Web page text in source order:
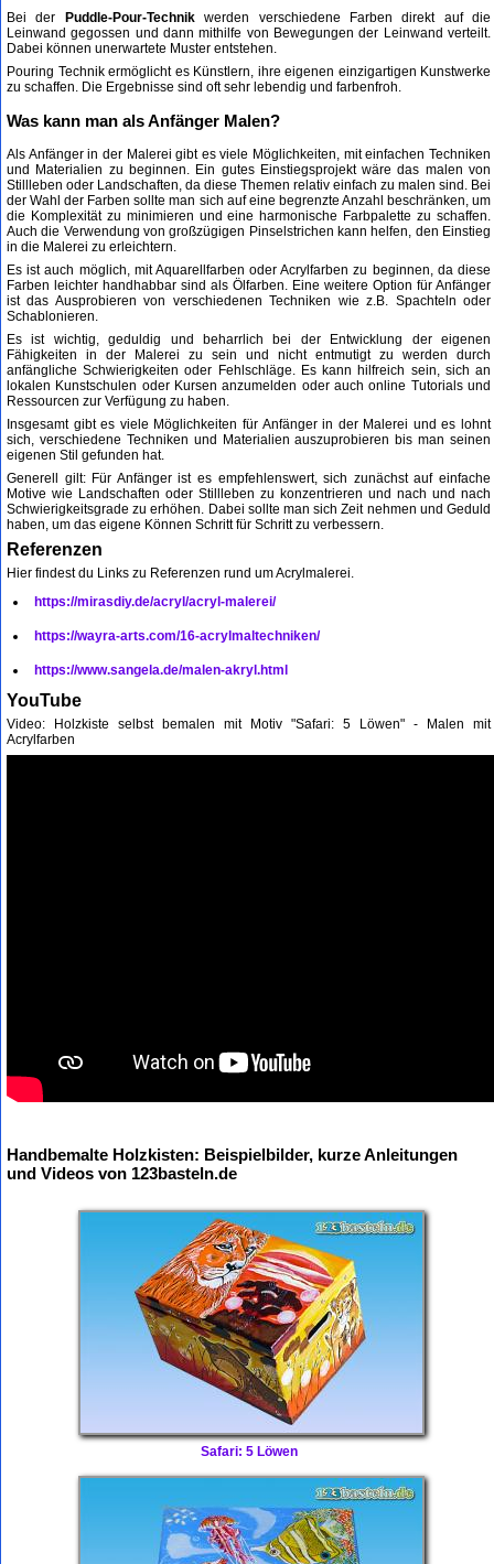
Bei der
Puddle-Pour-Technikwerden verschiedene Farben direkt auf die
Leinwand gegossen und dann mithilfe von Bewegungen der Leinwand verteilt.
Dabei können unerwartete Muster entstehen.
Pouring Technik ermöglicht es Künstlern, ihre eigenen einzigartigen Kunstwerke
zu schaffen. Die Ergebnisse sind oft sehr lebendig und farbenfroh.
Was kann man als Anfänger Malen?
Als Anfänger in der Malerei gibt es viele Möglichkeiten, mit einfachen Techniken
und Materialien zu beginnen. Ein gutes Einstiegsprojekt wäre das malen von
Stillleben oder Landschaften, da diese Themen relativ einfach zu malen sind. Bei
der Wahl der Farben sollte man sich auf eine begrenzte Anzahl beschränken, um
die Komplexität zu minimieren und eine harmonische Farbpalette zu schaffen.
Auch die Verwendung von großzügigen Pinselstrichen kann helfen, den Einstieg
in die Malerei zu erleichtern.
Es ist auch möglich, mit Aquarellfarben oder Acrylfarben zu beginnen, da diese
Farben leichter handhabbar sind als Ölfarben. Eine weitere Option für Anfänger
ist das Ausprobieren von verschiedenen Techniken wie z.B. Spachteln oder
Schablonieren.
Es ist wichtig, geduldig und beharrlich bei der Entwicklung der eigenen
Fähigkeiten in der Malerei zu sein und nicht entmutigt zu werden durch
anfängliche Schwierigkeiten oder Fehlschläge. Es kann hilfreich sein, sich an
lokalen Kunstschulen oder Kursen anzumelden oder auch online Tutorials und
Ressourcen zur Verfügung zu haben.
Insgesamt gibt es viele Möglichkeiten für Anfänger in der Malerei und es lohnt
sich, verschiedene Techniken und Materialien auszuprobieren bis man seinen
eigenen Stil gefunden hat.
Generell gilt: Für Anfänger ist es empfehlenswert, sich zunächst auf einfache
Motive wie Landschaften oder Stillleben zu konzentrieren und nach und nach
Schwierigkeitsgrade zu erhöhen. Dabei sollte man sich Zeit nehmen und Geduld
haben, um das eigene Können Schritt für Schritt zu verbessern.
Referenzen
Hier findest du Links zu Referenzen rund um Acrylmalerei.
https://mirasdiy.de/acryl/acryl-malerei/
https://wayra-arts.com/16-acrylmaltechniken/
https://www.sangela.de/malen-akryl.html
YouTube
Video: Holzkiste selbst bemalen mit Motiv "Safari: 5 Löwen" - Malen mit
Acrylfarben
Handbemalte Holzkisten: Beispielbilder, kurze Anleitungen
und Videos von 123basteln.de
Safari: 5 Löwen